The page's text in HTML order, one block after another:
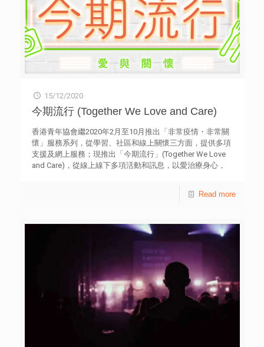
15/12/2020
今期流行 (Together We Love and Care)
香港青年協會繼2020年2月至10月推出「非常疫情・非常關
懷」服務系列，從學習、社區和線上關懷三方面，提供多項
支援及網上服務；現推出「今期流行」(Together We Love
and Care)，從線上線下多項活動和訊息，以愛治療身心，
「Sport-cation」、「鄰舍有愛」，以及「Inno Impact青年
Read more